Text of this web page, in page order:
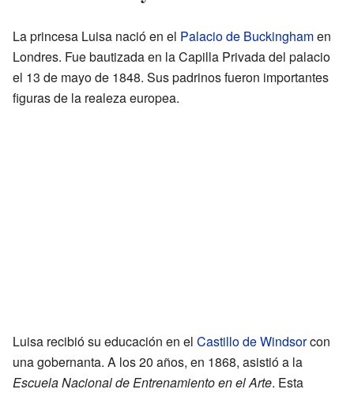
La princesa Luisa nació en el Palacio de Buckinghamen
Londres. Fue bautizada en la Capilla Privada del palacio
el 13 de mayo de 1848. Sus padrinos fueron importantes
figuras de la realeza europea.
Luisa recibió su educación en el Castillo de Windsorcon
una gobernanta. A los 20 años, en 1868, asistió a la
Escuela Nacional de Entrenamiento en el Arte. Esta